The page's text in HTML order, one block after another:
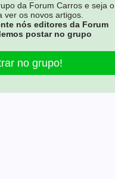
da Forum Carros e seja o
ver os novos artigos.
nós editores da Forum
postar no grupo
no grupo!